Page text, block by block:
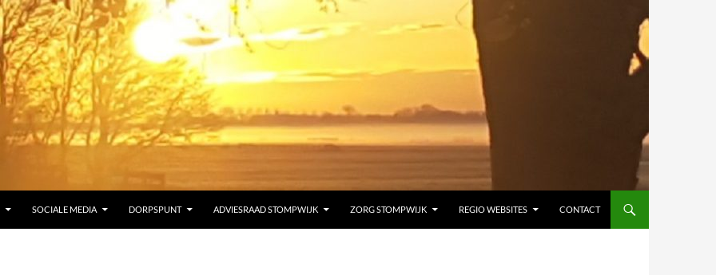
SOCIALE MEDIA DORPSPUNT ADVIESRAAD STOMPWIJK ZORG STOMPWIJK REGIO WEBSITES CONTACT